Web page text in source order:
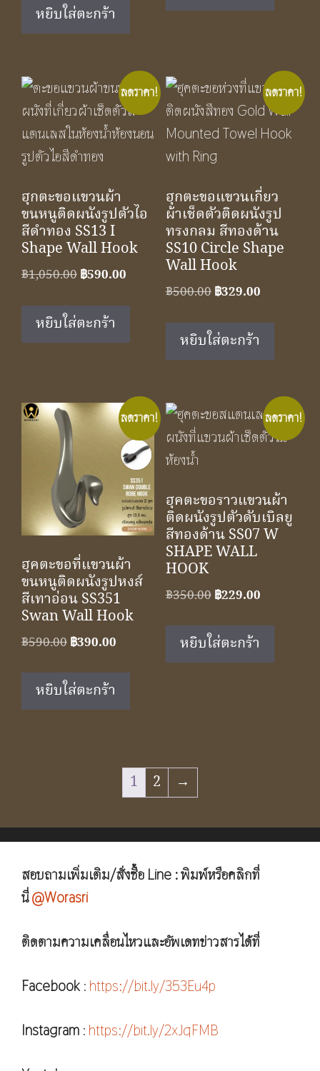
฿500.00.
หยิบใส่ตะกร้า
ลดราคา!
ฮุกตะขอแขวนผ้า
ขนหนูติดผนังรูปตัวไอ
สีดำทอง SS13 I
Shape Wall Hook
฿1,050.00Original
was:
฿1,050.00.
฿590.00 Current
หยิบใส่ตะกร้า
ลดราคา!
ฮุกตะขอแขวนเกี่ยว
ผ้าเช็ดตัวติดผนังรูป
ทรงกลม สีทองด้าน
SS10 Circle Shape
Wall Hook
฿500.00 Original
was:
฿500.00.
฿329.00Current
หยิบใส่ตะกร้า
ลดราคา!
ฮุคตะขอที่แขวนผ้า
ขนหนูติดผนังรูปหงส์
สีเทาอ่อน SS351
Swan Wall Hook
฿590.00Original
was:
฿590.00.
฿390.00
หยิบใส่ตะกร้า
ลดราคา!
ฮุคตะขอราวแขวนผ้า
ติดผนังรูปตัวดับเบิลยู
สีทองด้าน SS07 W
SHAPE WALL
HOOK
฿350.00 Original
was:
฿350.00.
฿229.00Current
หยิบใส่ตะกร้า
1 2 →
สอบถามเพิ่มเติม/สั่งซื้อ Line : พิมพ์หรือคลิกที่
นี่@Worasri
ติดตามความเคลื่อนไหวและอัพเดทข่าวสารได้ที่
Facebook : https://bit.ly/353Eu4p
Instagram : https://bit.ly/2xJqFMB